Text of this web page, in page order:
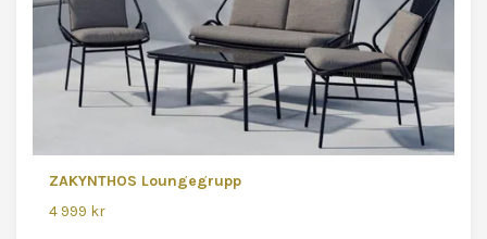
ZAKYNTHOS Loungegrupp
4 999 kr